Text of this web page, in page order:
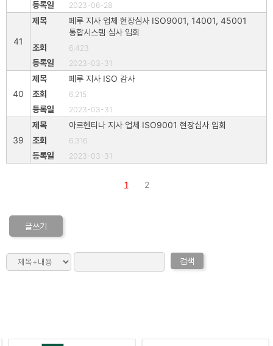
2023-06-28
41
페루 지사 업체 현장심사 ISO9001, 14001, 45001
통합시스템 심사 입회
6,423
2023-03-31
40
페루 지사 ISO 감사
6,215
2023-03-31
39
아르헨티나 지사 업체 ISO9001 현장심사 입회
6,316
2023-03-31
1 2
글쓰기
검색